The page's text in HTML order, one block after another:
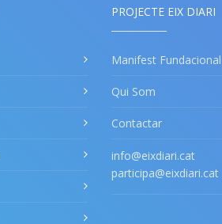
PROJECTE EIX DIARI
Manifest Fundacional
Qui Som
Contactar
info@eixdiari.cat
participa@eixdiari.cat